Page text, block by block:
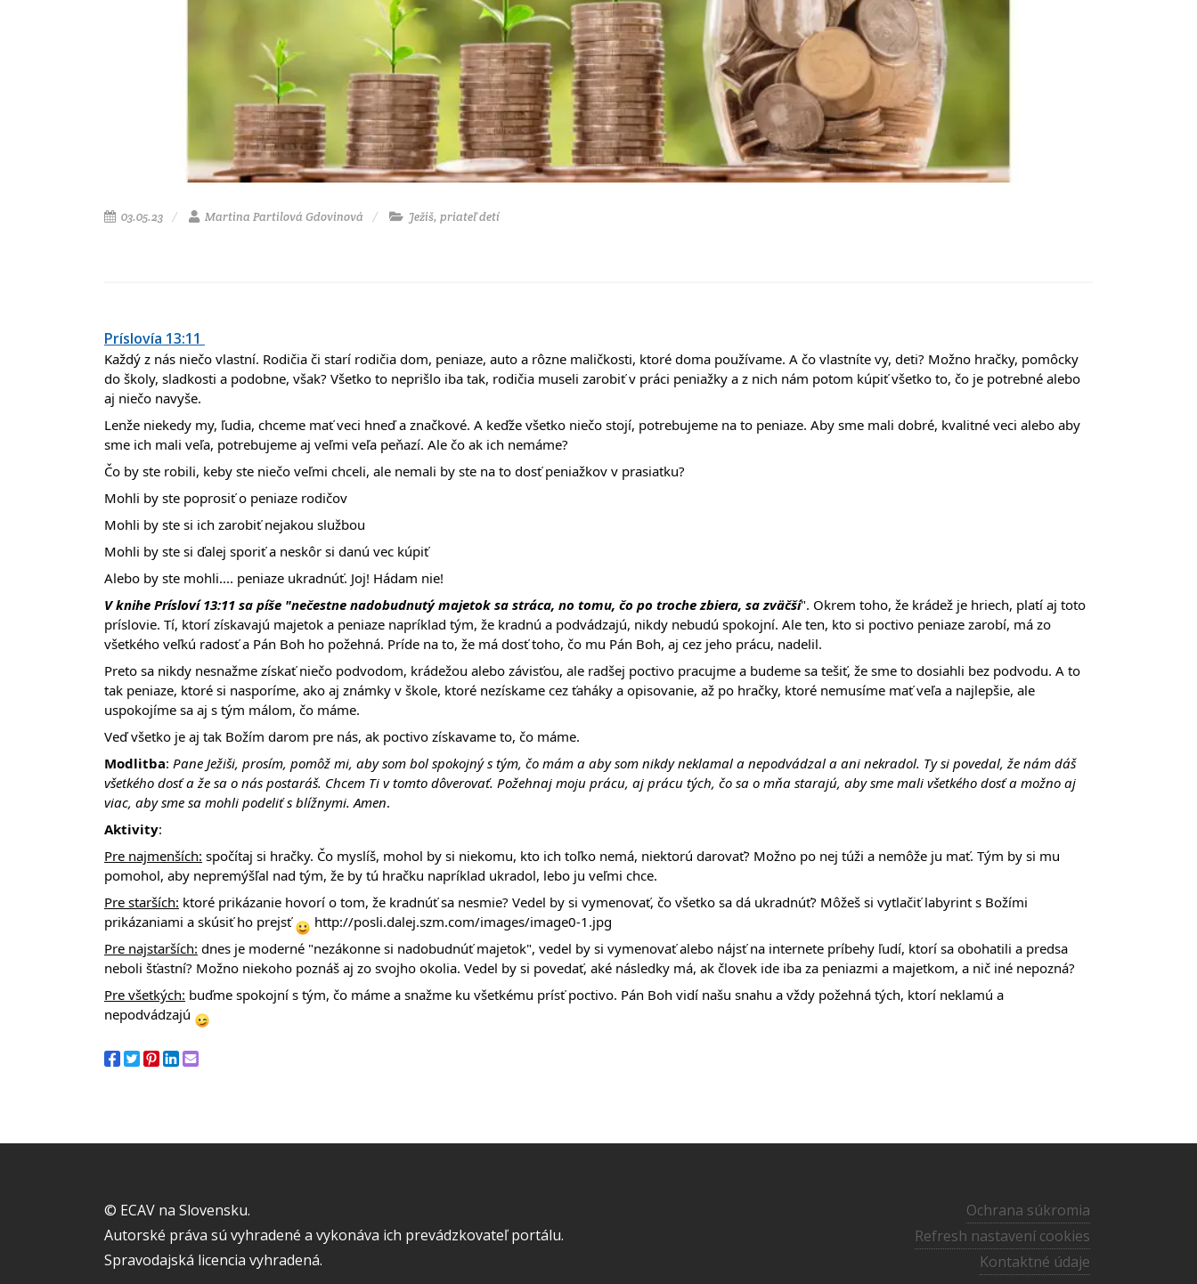
03.05.23 Martina Partilová Gdovinová Ježiš, priateľ detí
Príslovía 13:11
Každý z nás niečo vlastní. Rodičia či starí rodičia dom, peniaze, auto a rôzne maličkosti, ktoré doma používame. A čo vlastníte vy, deti? Možno hračky, pomôcky
do školy, sladkosti a podobne, však? Všetko to neprišlo iba tak, rodičia museli zarobiť v práci peniažky a z nich nám potom kúpiť všetko to, čo je potrebné alebo
aj niečo navyše.
Lenže niekedy my, ľudia, chceme mať veci hneď a značkové. A keďže všetko niečo stojí, potrebujeme na to peniaze. Aby sme mali dobré, kvalitné veci alebo aby
sme ich mali veľa, potrebujeme aj veľmi veľa peňazí. Ale čo ak ich nemáme?
Čo by ste robili, keby ste niečo veľmi chceli, ale nemali by ste na to dosť peniažkov v prasiatku?
Mohli by ste poprosiť o peniaze rodičov
Mohli by ste si ich zarobiť nejakou službou
Mohli by ste si ďalej sporiť a neskôr si danú vec kúpiť
Alebo by ste mohli.... peniaze ukradnúť. Joj! Hádam nie!
V knihe Prísloví 13:11 sa píše "nečestne nadobudnutý majetok sa stráca, no tomu, čo po troche zbiera, sa zväčší". Okrem toho, že krádež je hriech, platí aj toto
príslovie. Tí, ktorí získavajú majetok a peniaze napríklad tým, že kradnú a podvádzajú, nikdy nebudú spokojní. Ale ten, kto si poctivo peniaze zarobí, má zo
všetkého veľkú radosť a Pán Boh ho požehná. Príde na to, že má dosť toho, čo mu Pán Boh, aj cez jeho prácu, nadelil.
Preto sa nikdy nesnažme získať niečo podvodom, krádežou alebo závisťou, ale radšej poctivo pracujme a budeme sa tešiť, že sme to dosiahli bez podvodu. A to
tak peniaze, ktoré si nasporíme, ako aj známky v škole, ktoré nezískame cez ťaháky a opisovanie, až po hračky, ktoré nemusíme mať veľa a najlepšie, ale
uspokojíme sa aj s tým málom, čo máme.
Veď všetko je aj tak Božím darom pre nás, ak poctivo získavame to, čo máme.
Modlitba: Pane Ježiši, prosím, pomôž mi, aby som bol spokojný s tým, čo mám a aby som nikdy neklamal a nepodvádzal a ani nekradol. Ty si povedal, že nám dáš
všetkého dosť a že sa o nás postaráš. Chcem Ti v tomto dôverovať. Požehnaj moju prácu, aj prácu tých, čo sa o mňa starajú, aby sme mali všetkého dosť a možno aj
viac, aby sme sa mohli podeliť s blížnymi. Amen.
Aktivity:
Pre najmenších: spočítaj si hračky. Čo myslíš, mohol by si niekomu, kto ich toľko nemá, niektorú darovať? Možno po nej túži a nemôže ju mať. Tým by si mu
pomohol, aby nepremýšľal nad tým, že by tú hračku napríklad ukradol, lebo ju veľmi chce.
Pre starších: ktoré prikázanie hovorí o tom, že kradnúť sa nesmie? Vedel by si vymenovať, čo všetko sa dá ukradnúť? Môžeš si vytlačiť labyrint s Božími
prikázaniami a skúsiť ho prejsť
http://posli.dalej.szm.com/images/image0-1.jpg
Pre najstarších: dnes je moderné "nezákonne si nadobudnúť majetok", vedel by si vymenovať alebo nájsť na internete príbehy ľudí, ktorí sa obohatili a predsa
neboli šťastní? Možno niekoho poznáš aj zo svojho okolia. Vedel by si povedať, aké následky má, ak človek ide iba za peniazmi a majetkom, a nič iné nepozná?
Pre všetkých: buďme spokojní s tým, čo máme a snažme ku všetkému prísť poctivo. Pán Boh vidí našu snahu a vždy požehná tých, ktorí neklamú a
nepodvádzajú
© ECAV na Slovensku.
Autorské práva sú vyhradené a vykonáva ich prevádzkovateľ portálu.
Spravodajská licencia vyhradená.
Ochrana súkromia
Refresh nastavení cookies
Kontaktné údaje